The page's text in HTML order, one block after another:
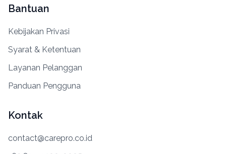
Bantuan
Kebijakan Privasi
Syarat & Ketentuan
Layanan Pelanggan
Panduan Pengguna
Kontak
contact@carepro.co.id